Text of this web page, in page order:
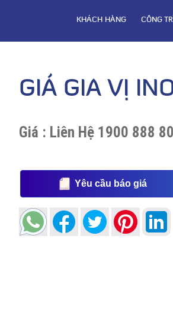
KHÁCH HÀNG CÔNG
GIÁ GIA VỊ
Giá : Liên Hệ 1900 888
Yêu cầu báo giá